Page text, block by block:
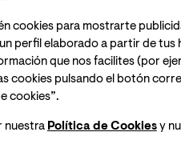
Líneas de
- Robotic
- Procesado
cookies para mostrarte
perfil elaborado a partir de
que nos facilites (por
cookies pulsando el botón
cookies”.
nuestra Política de Cookiesy